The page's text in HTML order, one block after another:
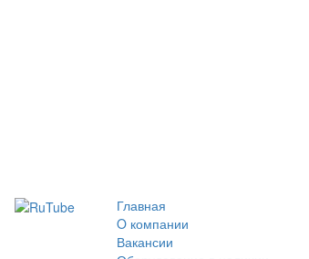
Главная
O компании
Вакансии